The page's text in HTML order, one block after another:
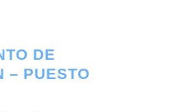
DE
– PUESTO